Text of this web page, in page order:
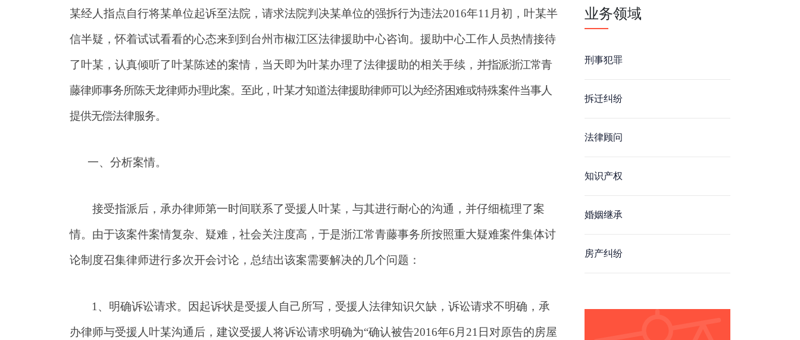
某经人指点自行将某单位起诉至法院，请求法院判决某单位的强拆行为违法2016年11月初，叶某半
信半疑，怀着试试看看的心态来到到台州市椒江区法律援助中心咨询。 援助中心工作人员热情接待
了叶某，认真倾听了叶某陈述的案情，当天即为叶某办理了法律援助的相关手续， 并指派浙江常青
藤律师事务所陈天龙律师办理此案。至此，叶某才知道法律援助律师可以为经济困难或特殊案件当事人
提供无偿法律服务。
一、分析案情。
接受指派后，承办律师第一时间联系了受援人叶某，与其进行耐心的沟通，并仔细梳理了案
情。由于该案件案情复杂、疑难，社会关注度高，于是浙江常青藤事务所按照重大疑难案件集体讨
论制度召集律师进行多次开会讨论，总结出该案需要解决的几个问题：
1、明确诉讼请求。因起诉状是受援人自己所写，受援人法律知识欠缺，诉讼请求不明确，承
办律师与受援人叶某沟通后，建议受援人将诉讼请求明确为“确认被告2016年6月21日对原告的房屋
业务领域
刑事犯罪
拆迁纠纷
法律顾问
知识产权
婚姻继承
房产纠纷